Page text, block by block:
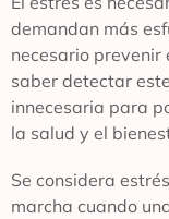
demandan más
necesario prevenir
saber detectar
innecesaria para
la salud y el
Se considera
marcha cuando